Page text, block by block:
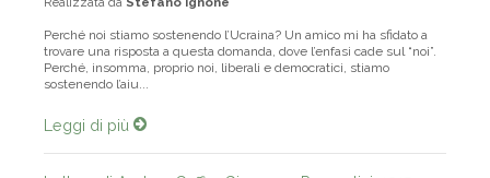
Realizzata da Stefano Ignone
Perché noi stiamo sostenendo l’Ucraina? Un amico mi ha sfidato a
trovare una risposta a questa domanda, dove l’enfasi cade sul “noi”.
Perché, insomma, proprio noi, liberali e democratici, stiamo
sostenendo l’aiu...
Leggi di più